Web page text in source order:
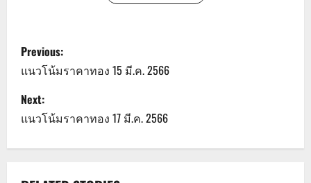
P
o
s
t
Previous:
แนวโน้มราคาทอง 15 มี.ค. 2566
Next:
แนวโน้มราคาทอง 17 มี.ค. 2566